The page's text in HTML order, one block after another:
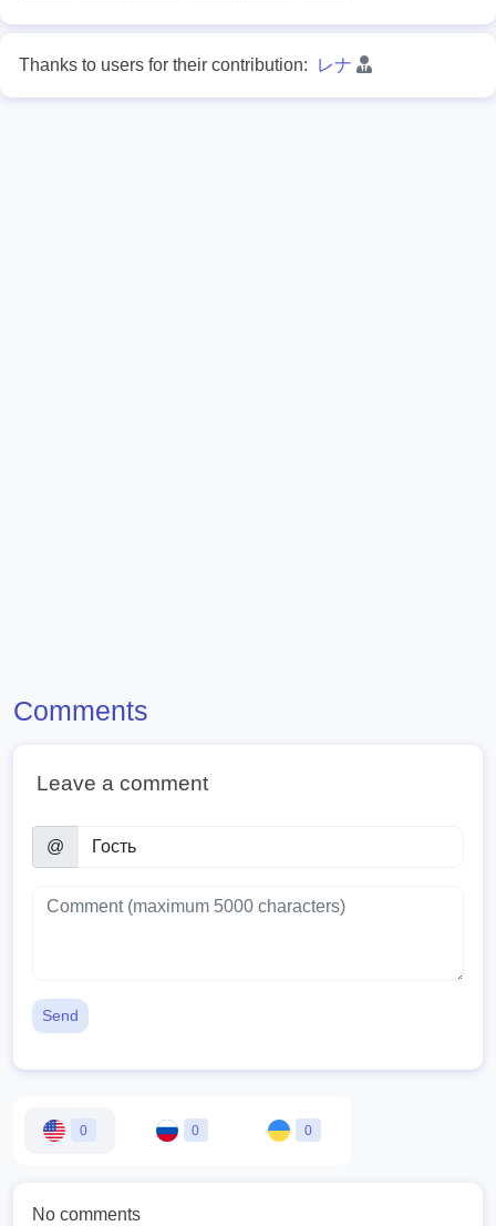
Thanks to users for their contribution: レナ
Comments
Leave a comment
@
Send
0 0 0
No comments